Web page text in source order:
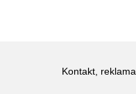
Kontakt,